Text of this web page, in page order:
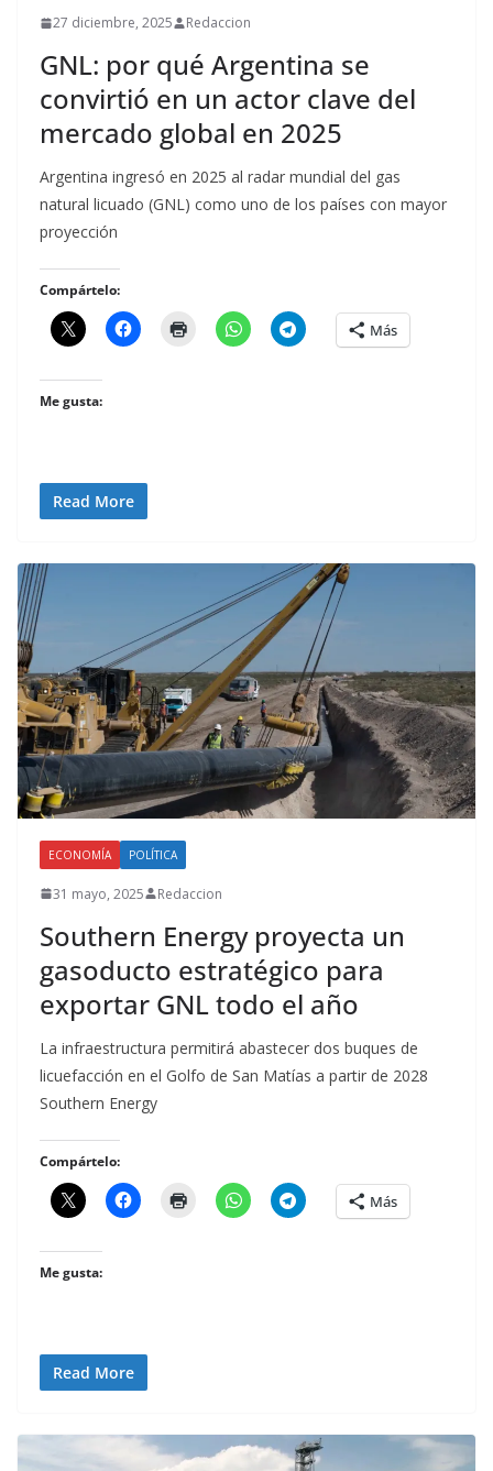
27 diciembre, 2025 Redaccion
GNL: por qué Argentina se
convirtió en un actor clave del
mercado global en 2025
Argentina ingresó en 2025 al radar mundial del gas
natural licuado (GNL) como uno de los países con mayor
proyección
Compártelo:
Más
Me gusta:
Read More
ECONOMÍA POLÍTICA
31 mayo, 2025 Redaccion
Southern Energy proyecta un
gasoducto estratégico para
exportar GNL todo el año
La infraestructura permitirá abastecer dos buques de
licuefacción en el Golfo de San Matías a partir de 2028
Southern Energy
Compártelo:
Más
Me gusta:
Read More